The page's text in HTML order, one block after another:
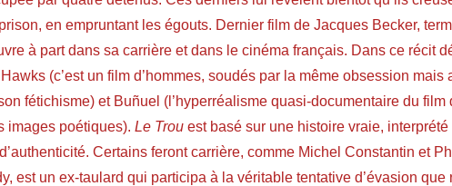
en empruntant les égouts. Dernier film de Jacques Becker,
à part dans sa carrière et dans le cinéma français. Dans ce récit
(c’est un film d’hommes, soudés par la même obsession mais
fétichisme) et Buñuel (l’hyperréalisme quasi-documentaire du film
images poétiques). Le Trou est basé sur une histoire vraie,
Certains feront carrière, comme Michel Constantin et
est un ex-taulard qui participa à la véritable tentative d’évasion